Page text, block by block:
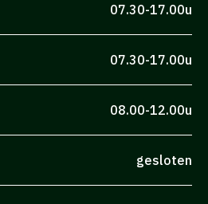
07.30-17.00u
07.30-17.00u
08.00-12.00u
gesloten